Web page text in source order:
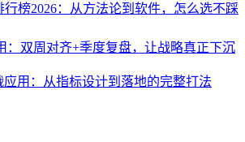
榜2026：从方法论到软件，怎么选不踩
：双周对齐+季度复盘，让战略真正下沉
用：从指标设计到落地的完整打法